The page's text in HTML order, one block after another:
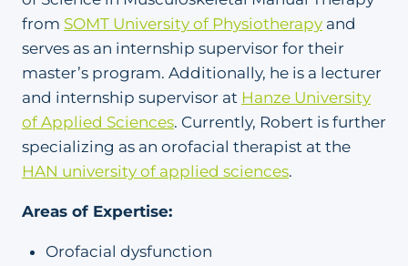
from SOMT University of Physiotherapy and
serves as an internship supervisor for their
master’s program. Additionally, he is a lecturer
and internship supervisor at Hanze University
of Applied Sciences. Currently, Robert is further
specializing as an orofacial therapist at the
HAN university of applied sciences.
Areas of Expertise:
Orofacial dysfunction